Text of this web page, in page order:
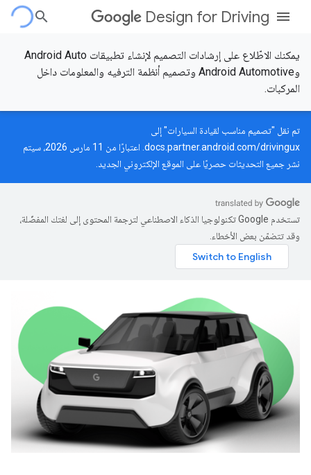
Design for Driving
يمكنك الاطّلاع على إرشادات التصميم لإنشاء تطبيقات Android Auto
وAndroid Automotive وتصميم أنظمة الترفيه والمعلومات داخل
المركبات.
تم نقل "تصميم مناسب لقيادة السيارات" إلى
docs.partner.android.com/drivingux
. اعتبارًا من 11 مارس 2026، سيتم
نشر جميع التحديثات حصريًا على الموقع الإلكتروني الجديد.
تستخدم Google تكنولوجيا الذكاء الاصطناعي لترجمة المحتوى إلى لغتك المفضّلة،
وقد تتضمّن بعض الأخطاء.